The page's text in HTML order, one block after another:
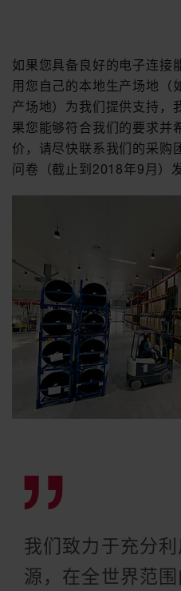
如果您具备良好的电子连接
用您自己的本地生产场地（
产场地）为我们提供支持，
果您能够符合我们的要求并
价，请尽快联系我们的采购
问卷（截止到2018年9月）
我们致力于充分
源，在全世界范